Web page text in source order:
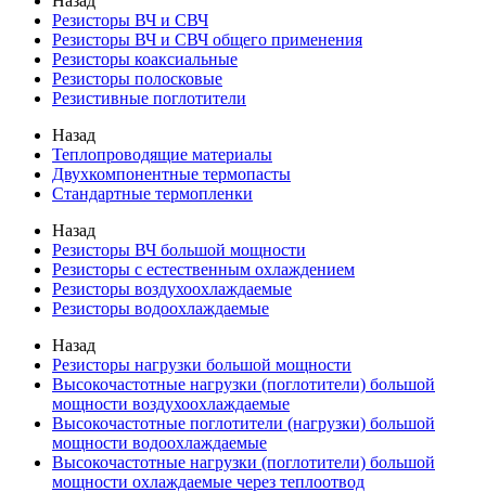
Резисторы ВЧ и СВЧ
Резисторы ВЧ и СВЧ общего применения
Резисторы коаксиальные
Резисторы полосковые
Резистивные поглотители
Назад
Теплопроводящие материалы
Двухкомпонентные термопасты
Стандартные термопленки
Назад
Резисторы ВЧ большой мощности
Резисторы с естественным охлаждением
Резисторы воздухоохлаждаемые
Резисторы водоохлаждаемые
Назад
Резисторы нагрузки большой мощности
Высокочастотные нагрузки (поглотители) большой
мощности воздухоохлаждаемые
Высокочастотные поглотители (нагрузки) большой
мощности водоохлаждаемые
Высокочастотные нагрузки (поглотители) большой
мощности охлаждаемые через теплоотвод